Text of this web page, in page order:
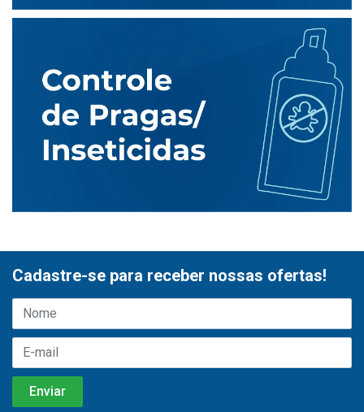
Cadastre-se para receber nossas ofertas!